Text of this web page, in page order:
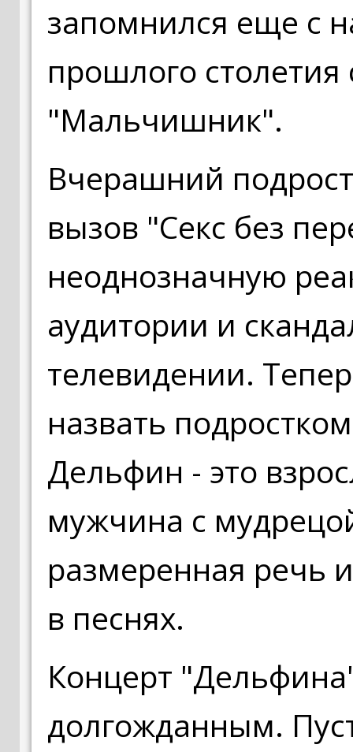
запомнился еще с
прошлого
"Мальчишник".
Вчерашний
вызов "Секс без
неоднозначную
аудитории и
телевидении.
назвать
Дельфин - это
мужчина с
размеренная речь
в песнях.
Концерт
долгожданным.